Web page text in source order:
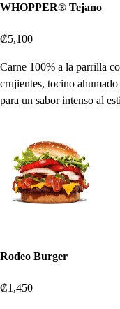
WHOPPER® Tejano
₡5,100
Carne 100% a la parrilla
crujientes, tocino
para un sabor intenso al
Rodeo Burger
₡1,450